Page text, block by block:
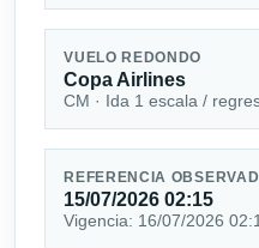
VUELO REDONDO
Copa Airlines
CM · Ida 1 escala /
REFERENCIA
15/07/2026 02:15
Vigencia: 16/07/2026